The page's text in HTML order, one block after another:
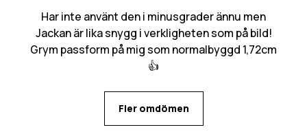
Har inte använt den i minusgrader ännu men
Jackan är lika snygg i verkligheten som på bild!
Grym passform på mig som normalbyggd 1,72cm
👍
Fler omdömen